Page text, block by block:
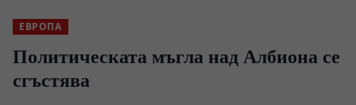
ЕВРОПА
Политическата мъгла над Албиона се
сгъстява